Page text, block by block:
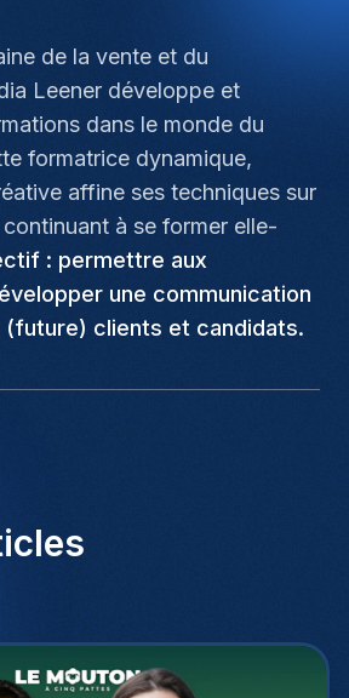
de la vente et du
Leener développe et
dans le monde du
formatrice dynamique,
affine ses techniques sur
à se former elle-
: permettre aux
une communication
(future) clients et candidats.